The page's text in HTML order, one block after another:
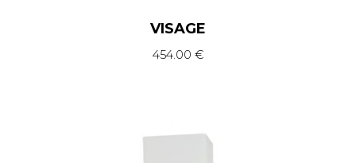
VISAGE
454.00 €